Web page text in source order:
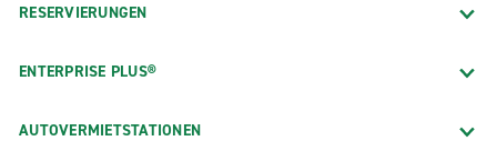
RESERVIERUNGEN
ENTERPRISE PLUS®
AUTOVERMIETSTATIONEN